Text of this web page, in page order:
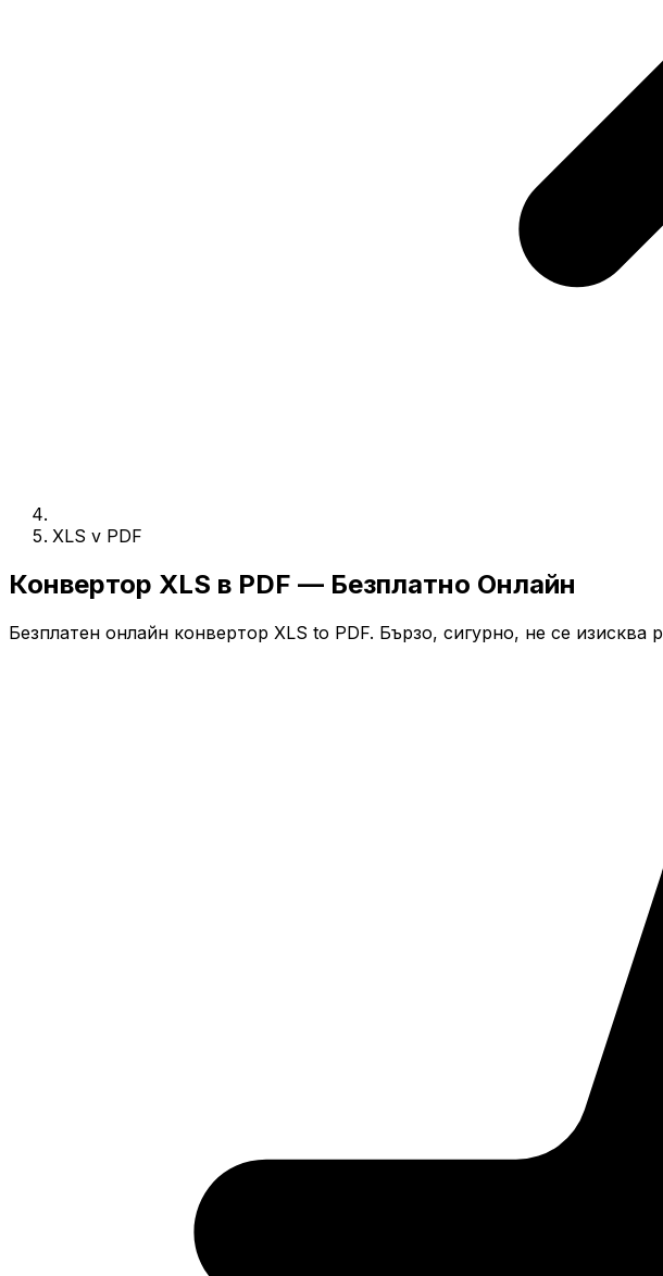
XLS v PDF
Конвертор XLS в PDF — Безплатно Онлайн
Безплатен онлайн конвертор XLS to PDF. Бързо, сигурно, не се изисква